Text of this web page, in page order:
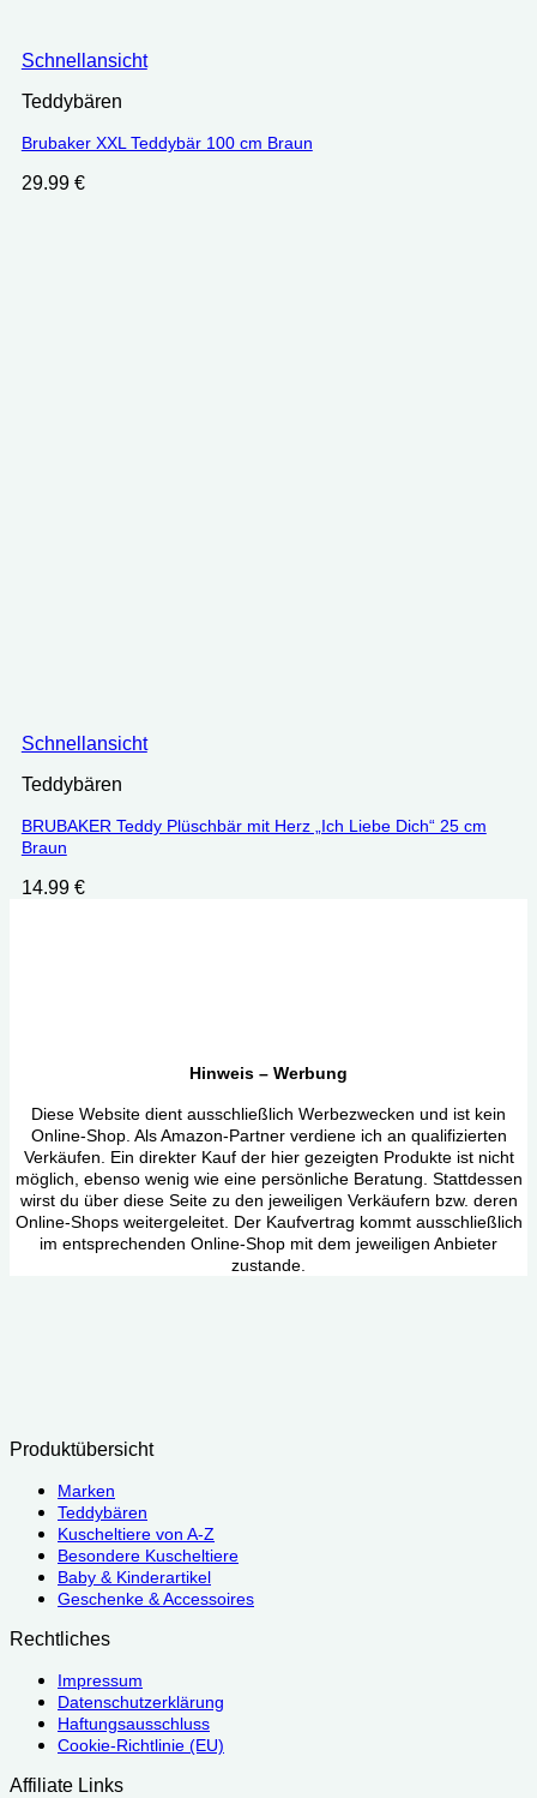
Schnellansicht
Teddybären
Brubaker XXL Teddybär 100 cm Braun
29.99 €
Schnellansicht
Teddybären
BRUBAKER Teddy Plüschbär mit Herz „Ich Liebe Dich“ 25 cm
Braun
14.99 €
Hinweis – Werbung
Diese Website dient ausschließlich Werbezwecken und ist kein
Online-Shop. Als Amazon-Partner verdiene ich an qualifizierten
Verkäufen. Ein direkter Kauf der hier gezeigten Produkte ist nicht
möglich, ebenso wenig wie eine persönliche Beratung. Stattdessen
wirst du über diese Seite zu den jeweiligen Verkäufern bzw. deren
Online-Shops weitergeleitet. Der Kaufvertrag kommt ausschließlich
im entsprechenden Online-Shop mit dem jeweiligen Anbieter
zustande.
Produktübersicht
Marken
Teddybären
Kuscheltiere von A-Z
Besondere Kuscheltiere
Baby & Kinderartikel
Geschenke & Accessoires
Rechtliches
Impressum
Datenschutzerklärung
Haftungsausschluss
Cookie-Richtlinie (EU)
Affiliate Links